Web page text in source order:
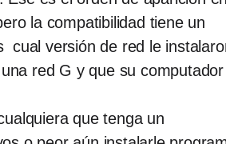
la compatibilidad tiene un
cual versión de red le
red G y que su computador
que tenga un